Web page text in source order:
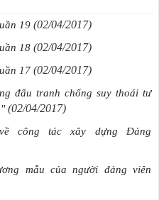
19 (02/04/2017)
18 (02/04/2017)
17 (02/04/2017)
đấu tranh chống suy thoái tư
(02/04/2017)
công tác xây dựng Đảng
mẫu của người đảng viên